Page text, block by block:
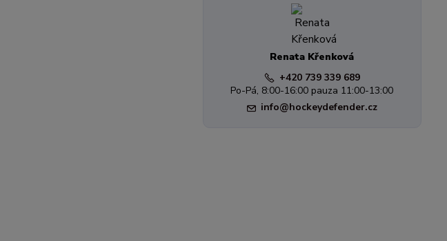
Renata Křenková
+420 739 339 689
Po-Pá, 8:00-16:00 pauza 11:00-13:00
info@hockeydefender.cz